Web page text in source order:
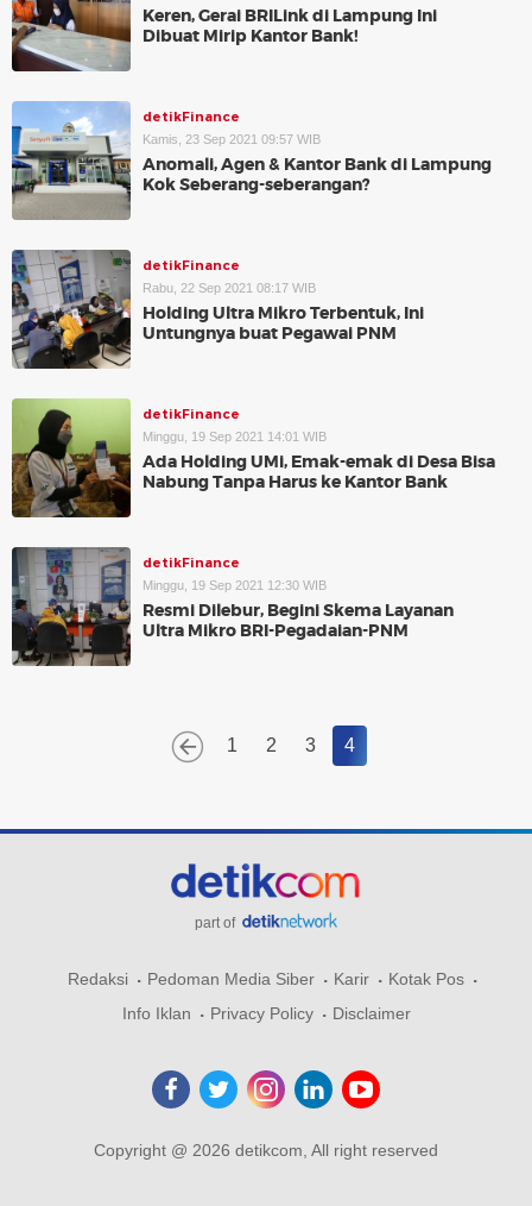
Keren, Gerai BRILink di Lampung Ini
Dibuat Mirip Kantor Bank!
detikFinance
Kamis, 23 Sep 2021 09:57 WIB
Anomali, Agen & Kantor Bank di Lampung
Kok Seberang-seberangan?
detikFinance
Rabu, 22 Sep 2021 08:17 WIB
Holding Ultra Mikro Terbentuk, Ini
Untungnya buat Pegawai PNM
detikFinance
Minggu, 19 Sep 2021 14:01 WIB
Ada Holding UMi, Emak-emak di Desa Bisa
Nabung Tanpa Harus ke Kantor Bank
detikFinance
Minggu, 19 Sep 2021 12:30 WIB
Resmi Dilebur, Begini Skema Layanan
Ultra Mikro BRI-Pegadaian-PNM
1 2 3 4
part of
Redaksi Pedoman Media Siber Karir
Kotak Pos
Info Iklan
Privacy Policy Disclaimer
Copyright @ 2026 detikcom, All right reserved